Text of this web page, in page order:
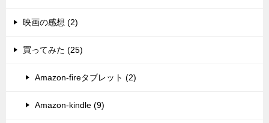
映画の感想 (2)
買ってみた (25)
Amazon-fireタブレット (2)
Amazon-kindle (9)